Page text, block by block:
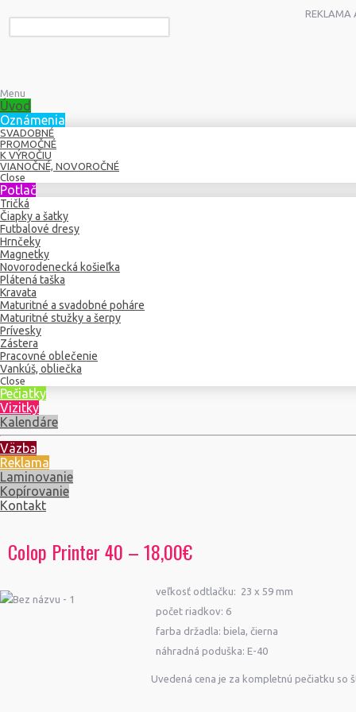
REKLAMA
Menu
Úvod
Oznámenia
SVADOBNÉ
PROMOČNÉ
K VÝROČIU
VIANOČNÉ, NOVOROČNÉ
Close
Potlač
Tričká
Čiapky a šatky
Futbalové dresy
Hrnčeky
Magnetky
Novorodenecká košieľka
Plátená taška
Kravata
Maturitné a svadobné poháre
Maturitné stužky a šerpy
Prívesky
Zástera
Pracovné oblečenie
Vankúš, obliečka
Close
Pečiatky
Vizitky
Kalendáre
Väzba
Reklama
Laminovanie
Kopírovanie
Kontakt
Colop Printer 40 – 18,00€
veľkosť odtlačku: 23 x 59 mm
počet riadkov: 6
farba držadla: biela, čierna
náhradná poduška: E-40
Uvedená cena je za kompletnú pečiatku so